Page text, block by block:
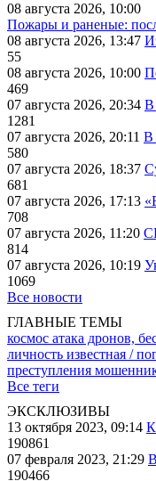
08 августа 2026, 10:00
Пожары и раненые:
08 августа 2026, 13:47
55
08 августа 2026, 10:00
469
07 августа 2026, 20:34 В
1281
07 августа 2026, 20:11 В
580
07 августа 2026, 18:37
681
07 августа 2026, 17:13
708
07 августа 2026, 11:20
814
07 августа 2026, 10:19
1069
Все новости
ГЛАВНЫЕ ТЕМЫ
космос атака дронов,
личность известная /
преступления
Все теги
ЭКСКЛЮЗИВЫ
13 октября 2023, 09:14
190861
07 февраля 2023, 21:29
190466